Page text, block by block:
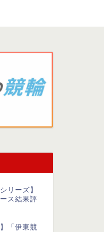
リーズ】
ス結果評
「伊東競